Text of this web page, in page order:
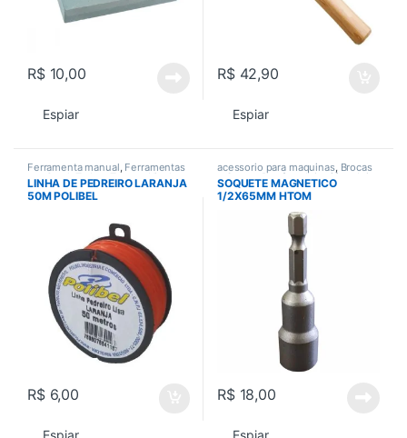
R$10,00
Espiar
R$42,90
Espiar
Ferramenta manual Ferramentas
em Geral ,Todos,Trena e Nivel
LINHA DE PEDREIRO LARANJA
50M POLIBEL
R$6,00
Espiar
acessorio para maquinas, Brocas
e Serras,Parafusadeira / furadeira
Todos
SOQUETE MAGNETICO
1/2X65MM HTOM
R$18,00
Espiar